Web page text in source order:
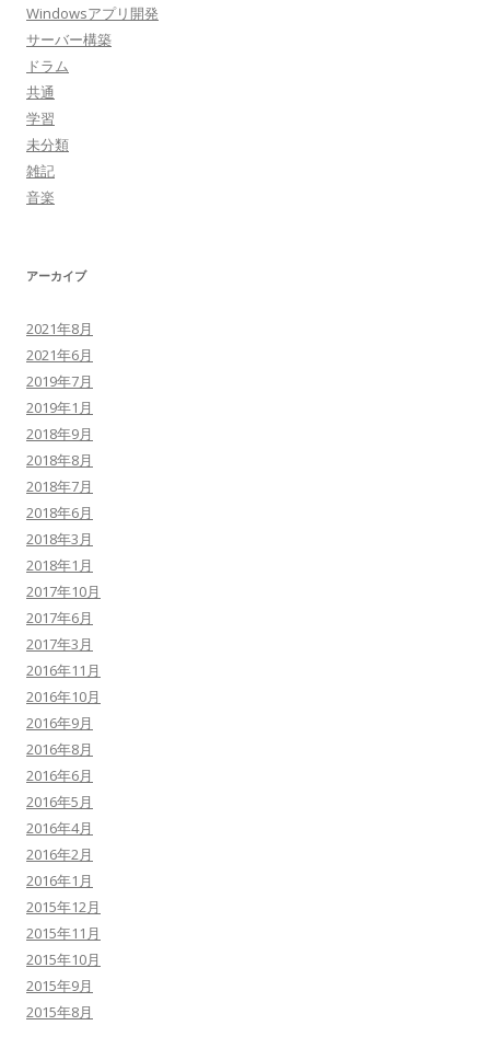
Windowsアプリ開発
サーバー構築
ドラム
共通
学習
未分類
雑記
音楽
アーカイブ
2021年8月
2021年6月
2019年7月
2019年1月
2018年9月
2018年8月
2018年7月
2018年6月
2018年3月
2018年1月
2017年10月
2017年6月
2017年3月
2016年11月
2016年10月
2016年9月
2016年8月
2016年6月
2016年5月
2016年4月
2016年2月
2016年1月
2015年12月
2015年11月
2015年10月
2015年9月
2015年8月